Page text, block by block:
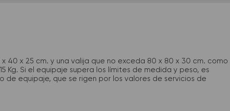
40 x 25 cm. y una valija que no exceda 80 x 80 x 30 cm. como
Kg. Si el equipaje supera los límites de medida y peso, es
equipaje, que se rigen por los valores de servicios de